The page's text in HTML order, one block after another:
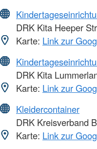
DRK Kita Heeper
Karte: Link zur
DRK Kita
Karte: Link zur
Kleidercontainer
DRK Kreisverband
Karte: Link zur